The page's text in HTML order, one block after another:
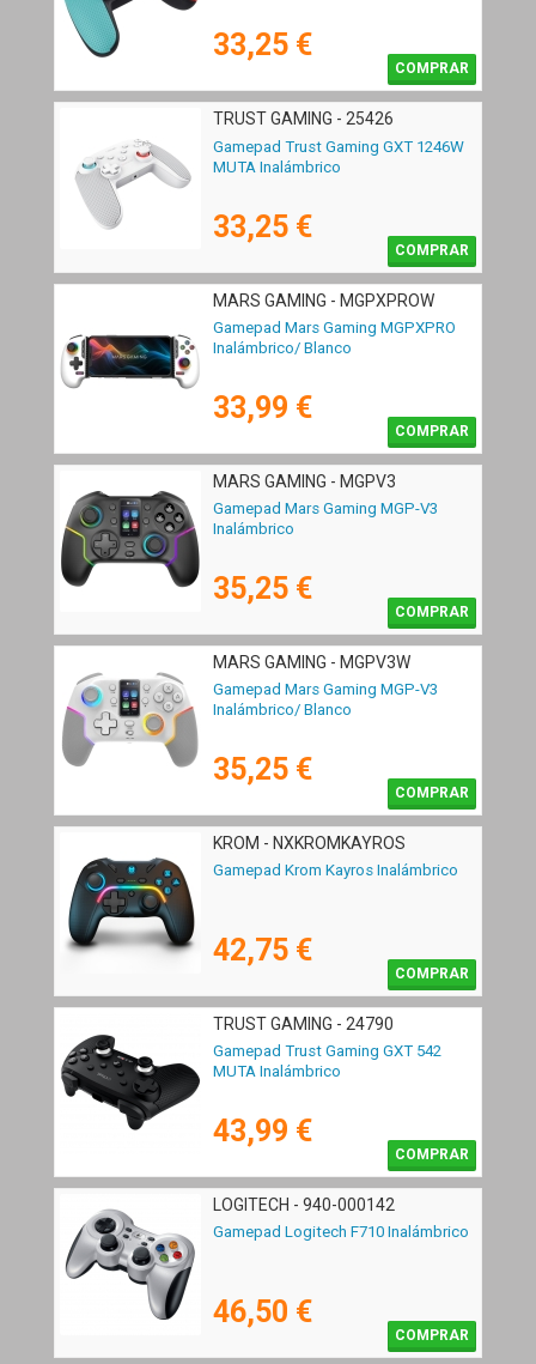
33,25 €
COMPRAR
TRUST GAMING - 25426
Gamepad Trust Gaming GXT 1246W
MUTA Inalámbrico
33,25 €
COMPRAR
MARS GAMING - MGPXPROW
Gamepad Mars Gaming MGPXPRO
Inalámbrico/ Blanco
33,99 €
COMPRAR
MARS GAMING - MGPV3
Gamepad Mars Gaming MGP-V3
Inalámbrico
35,25 €
COMPRAR
MARS GAMING - MGPV3W
Gamepad Mars Gaming MGP-V3
Inalámbrico/ Blanco
35,25 €
COMPRAR
KROM - NXKROMKAYROS
Gamepad Krom Kayros Inalámbrico
42,75 €
COMPRAR
TRUST GAMING - 24790
Gamepad Trust Gaming GXT 542
MUTA Inalámbrico
43,99 €
COMPRAR
LOGITECH - 940-000142
Gamepad Logitech F710 Inalámbrico
46,50 €
COMPRAR